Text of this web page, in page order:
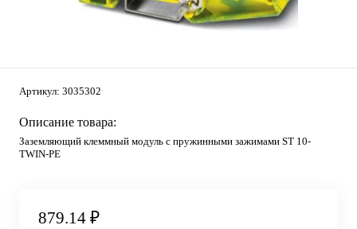
Артикул: 3035302
Описание товара:
Заземляющий клеммный модуль с пружинными зажимами ST 10-
TWIN-PE
879.14 ₽